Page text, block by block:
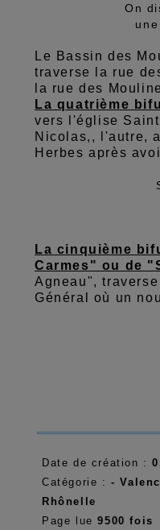
On
Le Bassin des
traverse la rue
la rue des
La quatrième
vers l'église
Nicolas,, l'autre,
Herbes après
La cinquième
Carmes" ou de
Agneau",
Général où un
Date de création :
Catégorie :-
Rhônelle
Page lue9500 fois